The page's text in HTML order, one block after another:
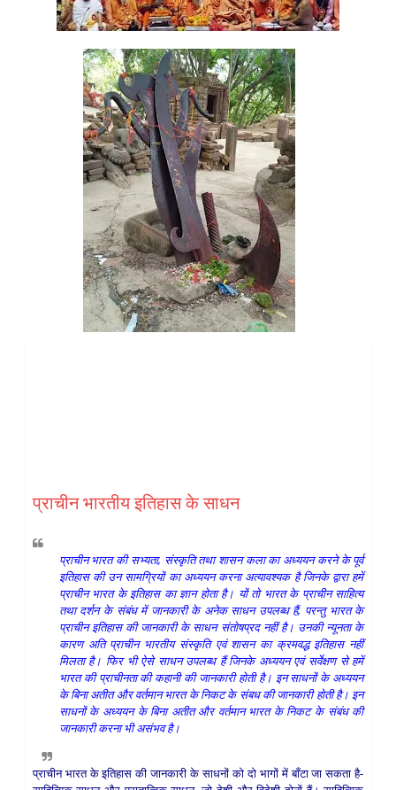
प्राचीन भारतीय इतिहास के साधन
प्राचीन भारत की सभ्यता, संस्कृति तथा शासन कला का अध्ययन करने के पूर्व
इतिहास की उन सामग्रियों का अध्ययन करना अत्यावश्यक है जिनके द्वारा हमें
प्राचीन भारत के इतिहास का ज्ञान होता है। यों तो भारत के प्राचीन साहित्य
तथा दर्शन के संबंध में जानकारी के अनेक साधन उपलब्ध हैं, परन्तु भारत के
प्राचीन इतिहास की जानकारी के साधन संतोषप्रद नहीं है। उनकी न्यूनता के
कारण अति प्राचीन भारतीय संस्कृति एवं शासन का क्रमवद्ध इतिहास नहीं
मिलता है। फिर भी ऐसे साधन उपलब्ध हैं जिनके अध्ययन एवं सर्वेक्षण से हमें
भारत की प्राचीनता की कहानी की जानकारी होती है। इन साधनों के अध्ययन
के बिना अतीत और वर्तमान भारत के निकट के संबध की जानकारी होती है। इन
साधनों के अध्ययन के बिना अतीत और वर्तमान भारत के निकट के संबंध की
जानकारी करना भी असंभव है।
प्राचीन भारत के इतिहास की जानकारी के साधनों को दो भागों में बाँटा जा सकता है-